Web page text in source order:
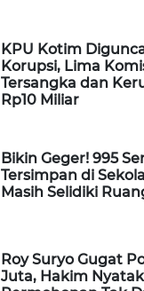
KPU Kotim
Korupsi, Lima
Tersangka dan
Rp10 Miliar
Bikin Geger! 995
Tersimpan di
Masih Selidiki
Roy Suryo Gugat
Juta, Hakim